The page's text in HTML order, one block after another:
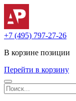
+7 (495) 797-27-26
В корзине позиции
Перейти в корзину